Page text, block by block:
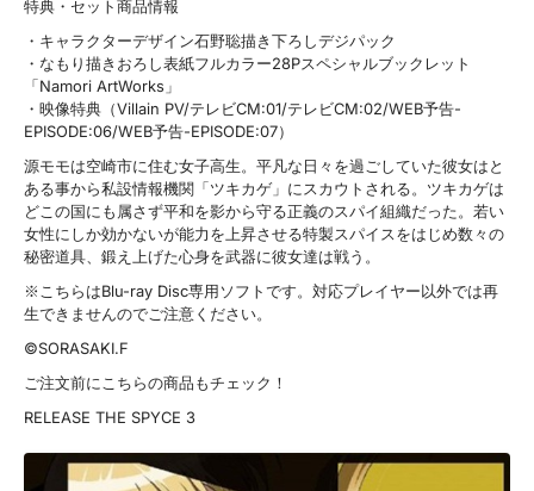
特典・セット商品情報
・キャラクターデザイン石野聡描き下ろしデジパック
・なもり描きおろし表紙フルカラー28Pスペシャルブックレット
「Namori ArtWorks」
・映像特典（Villain PV/テレビCM:01/テレビCM:02/WEB予告-
EPISODE:06/WEB予告-EPISODE:07）
源モモは空崎市に住む女子高生。平凡な日々を過ごしていた彼女はと
ある事から私設情報機関「ツキカゲ」にスカウトされる。ツキカゲは
どこの国にも属さず平和を影から守る正義のスパイ組織だった。若い
女性にしか効かないが能力を上昇させる特製スパイスをはじめ数々の
秘密道具、鍛え上げた心身を武器に彼女達は戦う。
※こちらはBlu-ray Disc専用ソフトです。対応プレイヤー以外では再
生できませんのでご注意ください。
©SORASAKI.F
ご注文前にこちらの商品もチェック！
RELEASE THE SPYCE 3